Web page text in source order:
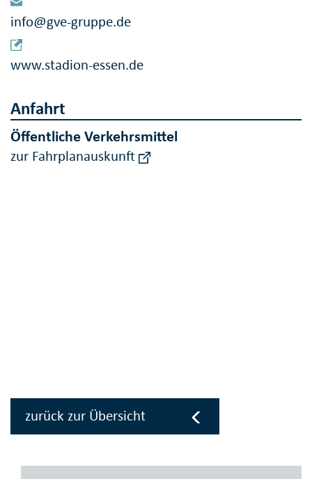
info@gve-gruppe.de
www.stadion-essen.de
Anfahrt
Öffentliche Verkehrsmittel
zur Fahrplanauskunft
zurück zur Übersicht